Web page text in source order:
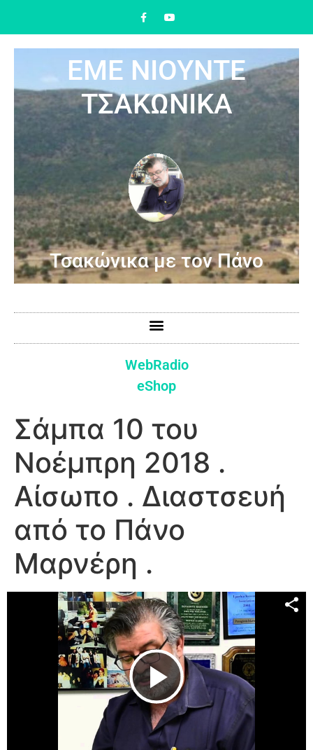
ΕΜΕ ΝΙΟΥΝΤΕ
ΤΣΑΚΩΝΙΚΑ
Τσακώνικα με τον Πάνο
WebRadio
eShop
Σάμπα 10 του
Νοέμπρη 2018 .
Αίσωπο . Διαστσευή
από το Πάνο
Μαρνέρη .
Play Video